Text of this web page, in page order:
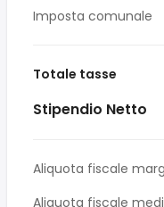
Imposta comunale
Totale tasse
Stipendio Netto
Aliquota fiscale
Aliquota fiscale